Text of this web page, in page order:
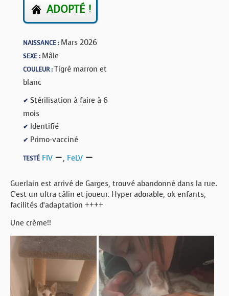
ADOPTÉ !
NAISSANCE : Mars 2026
SEXE : Mâle
COULEUR :Tigré marron et
blanc
✔ Stérilisation à faire à 6
mois
✔ Identifié
✔ Primo-vacciné
TESTÉ FIV , FeLV
Guerlain est arrivé de Garges, trouvé abandonné dans la rue.
C’est un ultra câlin et joueur. Hyper adorable, ok enfants,
facilités d’adaptation ++++
Une crème!!